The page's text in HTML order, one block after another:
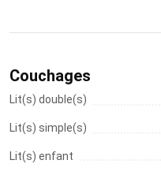
Couchages
Lit(s) double(s)
Lit(s) simple(s)
Lit(s) enfant